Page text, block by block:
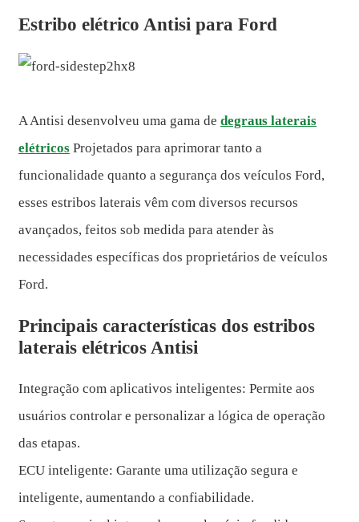
Estribo elétrico Antisi para Ford
A Antisi desenvolveu uma gama de degraus laterais
elétricosProjetados para aprimorar tanto a
funcionalidade quanto a segurança dos veículos Ford,
esses estribos laterais vêm com diversos recursos
avançados, feitos sob medida para atender às
necessidades específicas dos proprietários de veículos
Ford.
Principais características dos estribos
laterais elétricos Antisi
Integração com aplicativos inteligentes: Permite aos
usuários controlar e personalizar a lógica de operação
das etapas.
ECU inteligente: Garante uma utilização segura e
inteligente, aumentando a confiabilidade.